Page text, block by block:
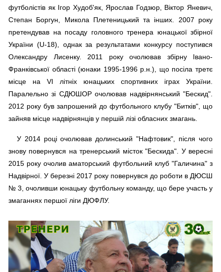
футболістів як Ігор Худоб'як, Ярослав Годзюр, Віктор Яневич,
Степан Боргун, Микола Плетеницький та інших. 2007 року
претендував на посаду головного тренера юнацької збірної
України (U-18), однак за результатами конкурсу поступився
Олександру Лисенку. 2011 року очолював збірну Івано-
Франківської області (юнаки 1995-1996 р.н.), що посіла третє
місце на VІ літніх юнацьких спортивних іграх України.
Паралельно зі СДЮШОР очолював надвірнянський "Бескид".
2012 року був запрошений до футбольного клубу "Битків", що
зайняв місце надвірнянців у першій лізі обласних змагань.
У 2014 році очолював долинський "Нафтовик", після чого
знову повернувся на тренерський місток "Бескида". У вересні
2015 року очолив аматорський футбольний клуб "Галичина" з
Надвірної. У березні 2017 року повернувся до роботи в ДЮСШ
№ 3, очоливши юнацьку футбольну команду, що бере участь у
змаганнях першої ліги ДЮФЛУ.